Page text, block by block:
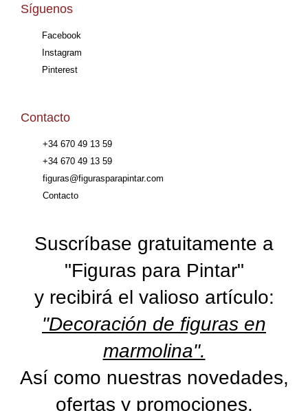
Síguenos
Facebook
Instagram
Pinterest
Contacto
+34 670 49 13 59
+34 670 49 13 59
figuras@figurasparapintar.com
Contacto
Suscríbase gratuitamente a
"Figuras para Pintar"
y recibirá el valioso artículo:
"Decoración de figuras en
marmolina".
Así como nuestras novedades,
ofertas y promociones.